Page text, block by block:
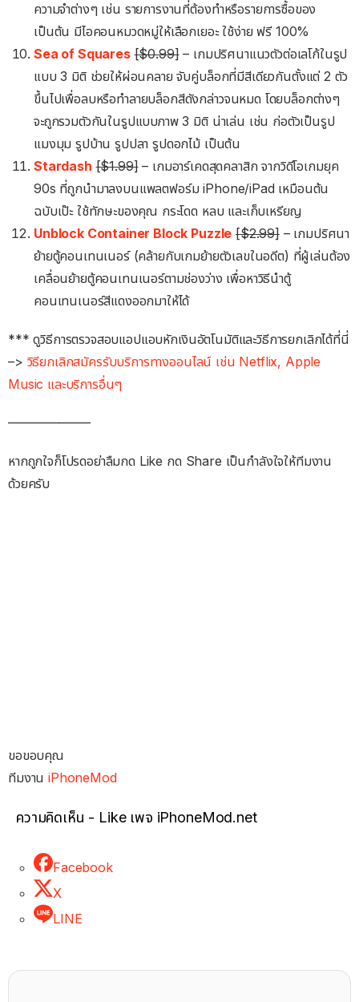
ความจำต่างๆ เช่น รายการงานที่ต้องทำหรือรายการซื้อของ
เป็นต้น มีไอคอนหมวดหมู่ให้เลือกเยอะ ใช้ง่าย ฟรี 100%
Sea of Squares [$0.99]– เกมปริศนาแนวตัวต่อเลโก้ในรูป
แบบ 3 มิติ ช่วยให้ผ่อนคลาย จับคู่บล็อกที่มีสีเดียวกันตั้งแต่ 2 ตัว
ขึ้นไปเพื่อลบหรือทำลายบล็อกสีดังกล่าวจนหมด โดยบล็อกต่างๆ
จะถูกรวมตัวกันในรูปแบบภาพ 3 มิติ น่าเล่น เช่น ก่อตัวเป็นรูป
แมงมุม รูปบ้าน รูปปลา รูปดอกไม้ เป็นต้น
Stardash [$1.99]– เกมอาร์เคดสุดคลาสิก จากวิดีโอเกมยุค
90s ที่ถูกนำมาลงบนแพลตฟอร์ม iPhone/iPad เหมือนต้น
ฉบับเป๊ะ ใช้ทักษะของคุณ กระโดด หลบ และเก็บเหรียญ
Unblock Container Block Puzzle [$2.99]– เกมปริศนา
ย้ายตู้คอนเทนเนอร์ (คล้ายกับเกมย้ายตัวเลขในอดีต) ที่ผู้เล่นต้อง
เคลื่อนย้ายตู้คอนเทนเนอร์ตามช่องว่าง เพื่อหาวิธีนำตู้
คอนเทนเนอร์สีแดงออกมาให้ได้
*** ดูวิธีการตรวจสอบแอปแอบหักเงินอัตโนมัติและวิธีการยกเลิกได้ที่นี่
–> วิธียกเลิกสมัครรับบริการทางออนไลน์ เช่น Netflix, Apple
Music และบริการอื่นๆ
——————–
หากถูกใจก็โปรดอย่าลืมกด Like กด Share เป็นกำลังใจให้ทีมงาน
ด้วยครับ
ขอขอบคุณ
ทีมงานiPhoneMod
ความคิดเห็น - Like เพจ iPhoneMod.net
Facebook
X
LINE